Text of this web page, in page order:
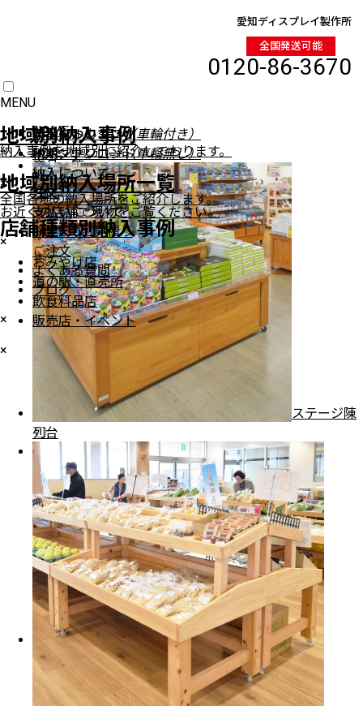
愛知ディスプレイ製作所
全国発送可能
0120-86-3670
MENU
HOME
商品一覧
ワゴン（車輪付き）
ワゴン（車輪無し）
ステージ陳列台
平台
壁面陳列棚
ラウンド・六角陳列台
トレイラック
システム什器
レジカンター
シェルフラック
園芸什器
プライスカード差し・etc
納入事例
納入事例・地域別一覧
納入場所・地域別一覧
店舗別納入事例
道の駅・直売所
おみやげ
販売店・イベント
飲食料品店
インフォメーション
よくある質問
FAXでのお見積り・ご注文
イベントワゴン（車輪付き）
イベントワゴン（車輪無し）
ステージ陳
列台
地域別納入事例
納入事例を地域別に紹介しております。
地域別納入場所一覧
全国各地の納入場所をご紹介します。
お近くの店舗で現物をご覧ください。
店舗種類別納入事例
おみやげ店
道の駅・直売所
飲食料品店
販売店・イベント
×
製品について
納期
納入について
注文
支払いについて
×
製品について
納期
納入について
注文
支払いについて
FAXでのお見積り
ご注文
よくある質問
ブログ
×
デジタルカタログ
PDFダウンロード
×